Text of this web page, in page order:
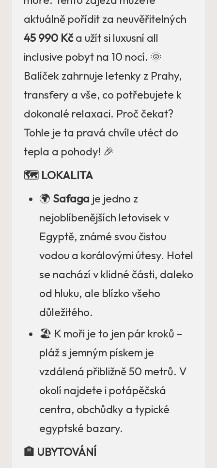
aktuálně pořídit za neuvěřitelných
45 990 Kča užít si luxusní all
inclusive pobyt na 10 nocí. 🌞
Balíček zahrnuje letenky z Prahy,
transfery a vše, co potřebujete k
dokonalé relaxaci. Proč čekat?
Tohle je ta pravá chvíle utéct do
tepla a pohody! 🎉
🗺️ LOKALITA
🌍 Safaga je jedno z
nejoblíbenějších letovisek v
Egyptě, známé svou čistou
vodou a korálovými útesy. Hotel
se nachází v klidné části, daleko
od hluku, ale blízko všeho
důležitého.
🏖️ K moři je to jen pár kroků –
pláž s jemným pískem je
vzdálená přibližně 50 metrů. V
okolí najdete i potápěčská
centra, obchůdky a typické
egyptské bazary.
🏨 UBYTOVÁNÍ